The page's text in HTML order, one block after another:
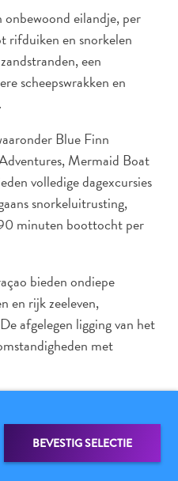
eilandje, per
rifduiken en snorkelen
een
scheepswrakken en
Blue Finn
Mermaid Boat
volledige dagexcursies
snorkeluitrusting,
minuten boottocht per
bieden ondiepe
en rijk zeeleven,
afgelegen ligging van het
met
BEVESTIG SELECTIE